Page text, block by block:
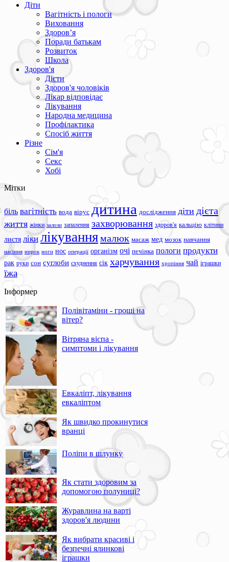
Діти
Вагітність і пологи
Виховання
Здоров’я
Поради батькам
Розвиток
Школа
Здоров'я
Дієти
Здоров'я чоловіків
Лікар відповідає
Лікування
Народна медицина
Профілактика
Спосіб життя
Різне
Сім'я
Секс
Хобі
Мітки
біль вагітність вода вірус дитина дослідження діти дієта
життя жінки залози запалення захворювання здоров'я кальцію клітини
листя ліки лікуваннямалюк масаж мед мозок навчання
насіння нирок ноги нос операції організм очі печінка пологи продукти
рак руки сон суглоби схуднення сік харчування хропіння чай іграшки
їжа
Інформер
Полівітаміни - гроші на
вітер?
Вітряна віспа -
симптоми і лікування
Евкаліпт, лікування
евкаліптом
Як швидко прокинутися
вранці
Поліпи в шлунку
Як стати здоровим за
допомогою полуниці?
Журавлина на варті
здоров'я людини
Як вибрати красиві і
безпечні ялинкові
іграшки